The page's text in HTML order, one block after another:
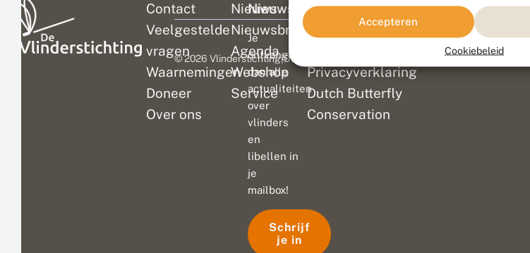
Accepteren
Cookiebeleid
Contact
Veelgestelde
vragen
Waarnemingen
Doneer
Over ons
Nieuws
Nieuwsbrief
Agenda
Webshop
Service
Colofon
Disclaimer
Privacyverklaring
Dutch Butterfly
Conservation
Nieuwsbrief
Je
ontvangt
dan alle
actualiteiten
over
vlinders
en
libellen in
je
mailbox!
Schrijf
je in
© 2026 Vlinderstichting|Duurzaam ontwikkeld door Go2People, ontworpen door